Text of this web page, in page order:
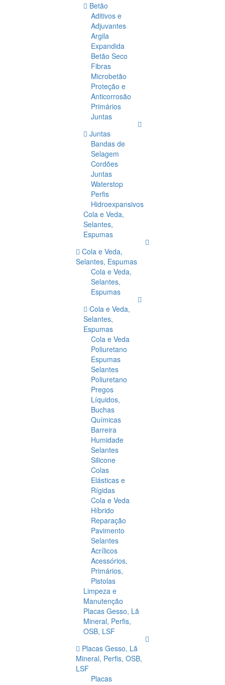
Betão
Aditivos e
Adjuvantes
Argila
Expandida
Betão Seco
Fibras
Microbetão
Proteção e
Anticorrosão
Primários
Juntas
Juntas
Bandas de
Selagem
Cordões
Juntas
Waterstop
Perfis
Hidroexpansivos
Cola e Veda,
Selantes,
Espumas
Cola e Veda,
Selantes, Espumas
Cola e Veda,
Selantes,
Espumas
Cola e Veda,
Selantes,
Espumas
Cola e Veda
Poliuretano
Espumas
Selantes
Poliuretano
Pregos
Líquidos,
Buchas
Químicas
Barreira
Humidade
Selantes
Silicone
Colas
Elásticas e
Rígidas
Cola e Veda
Híbrido
Reparação
Pavimento
Selantes
Acrílicos
Acessórios,
Primários,
Pistolas
Limpeza e
Manutenção
Placas Gesso, Lã
Mineral, Perfis,
OSB, LSF
Placas Gesso, Lã
Mineral, Perfis, OSB,
LSF
Placas